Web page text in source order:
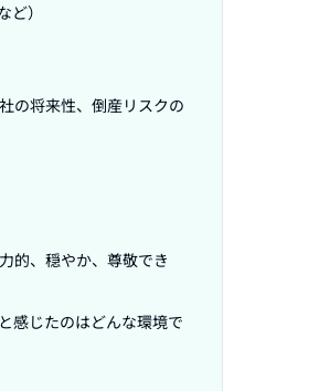
）
の将来性、倒産リスクの
的、穏やか、尊敬でき
感じたのはどんな環境で